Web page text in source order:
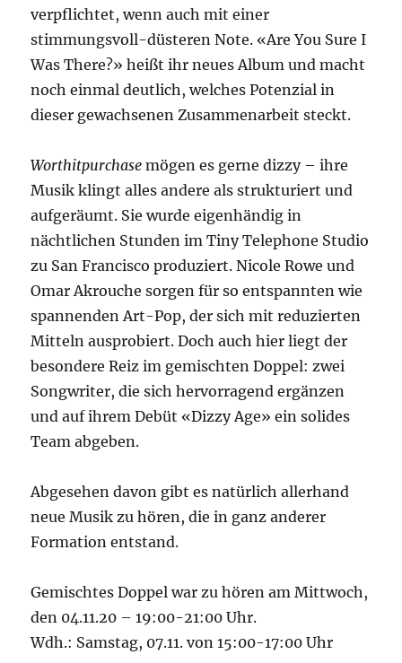
verpflichtet, wenn auch mit einer
stimmungsvoll-düsteren Note. «Are You Sure I
Was There?» heißt ihr neues Album und macht
noch einmal deutlich, welches Potenzial in
dieser gewachsenen Zusammenarbeit steckt.
Worthitpurchase mögen es gerne dizzy – ihre
Musik klingt alles andere als strukturiert und
aufgeräumt. Sie wurde eigenhändig in
nächtlichen Stunden im Tiny Telephone Studio
zu San Francisco produziert. Nicole Rowe und
Omar Akrouche sorgen für so entspannten wie
spannenden Art-Pop, der sich mit reduzierten
Mitteln ausprobiert. Doch auch hier liegt der
besondere Reiz im gemischten Doppel: zwei
Songwriter, die sich hervorragend ergänzen
und auf ihrem Debüt «Dizzy Age» ein solides
Team abgeben.
Abgesehen davon gibt es natürlich allerhand
neue Musik zu hören, die in ganz anderer
Formation entstand.
Gemischtes Doppel war zu hören am Mittwoch,
den 04.11.20 – 19:00-21:00 Uhr.
Wdh.: Samstag, 07.11. von 15:00-17:00 Uhr